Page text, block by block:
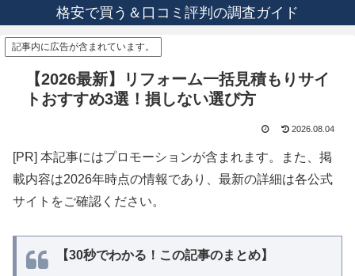
格安で買う＆口コミ評判の調査ガイド
記事内に広告が含まれています。
【2026最新】リフォーム一括見積もりサイ
トおすすめ3選！損しない選び方
2026.08.04
[PR] 本記事にはプロモーションが含まれます。また、掲
載内容は2026年時点の情報であり、最新の詳細は各公式
サイトをご確認ください。
【30秒でわかる！この記事のまとめ】